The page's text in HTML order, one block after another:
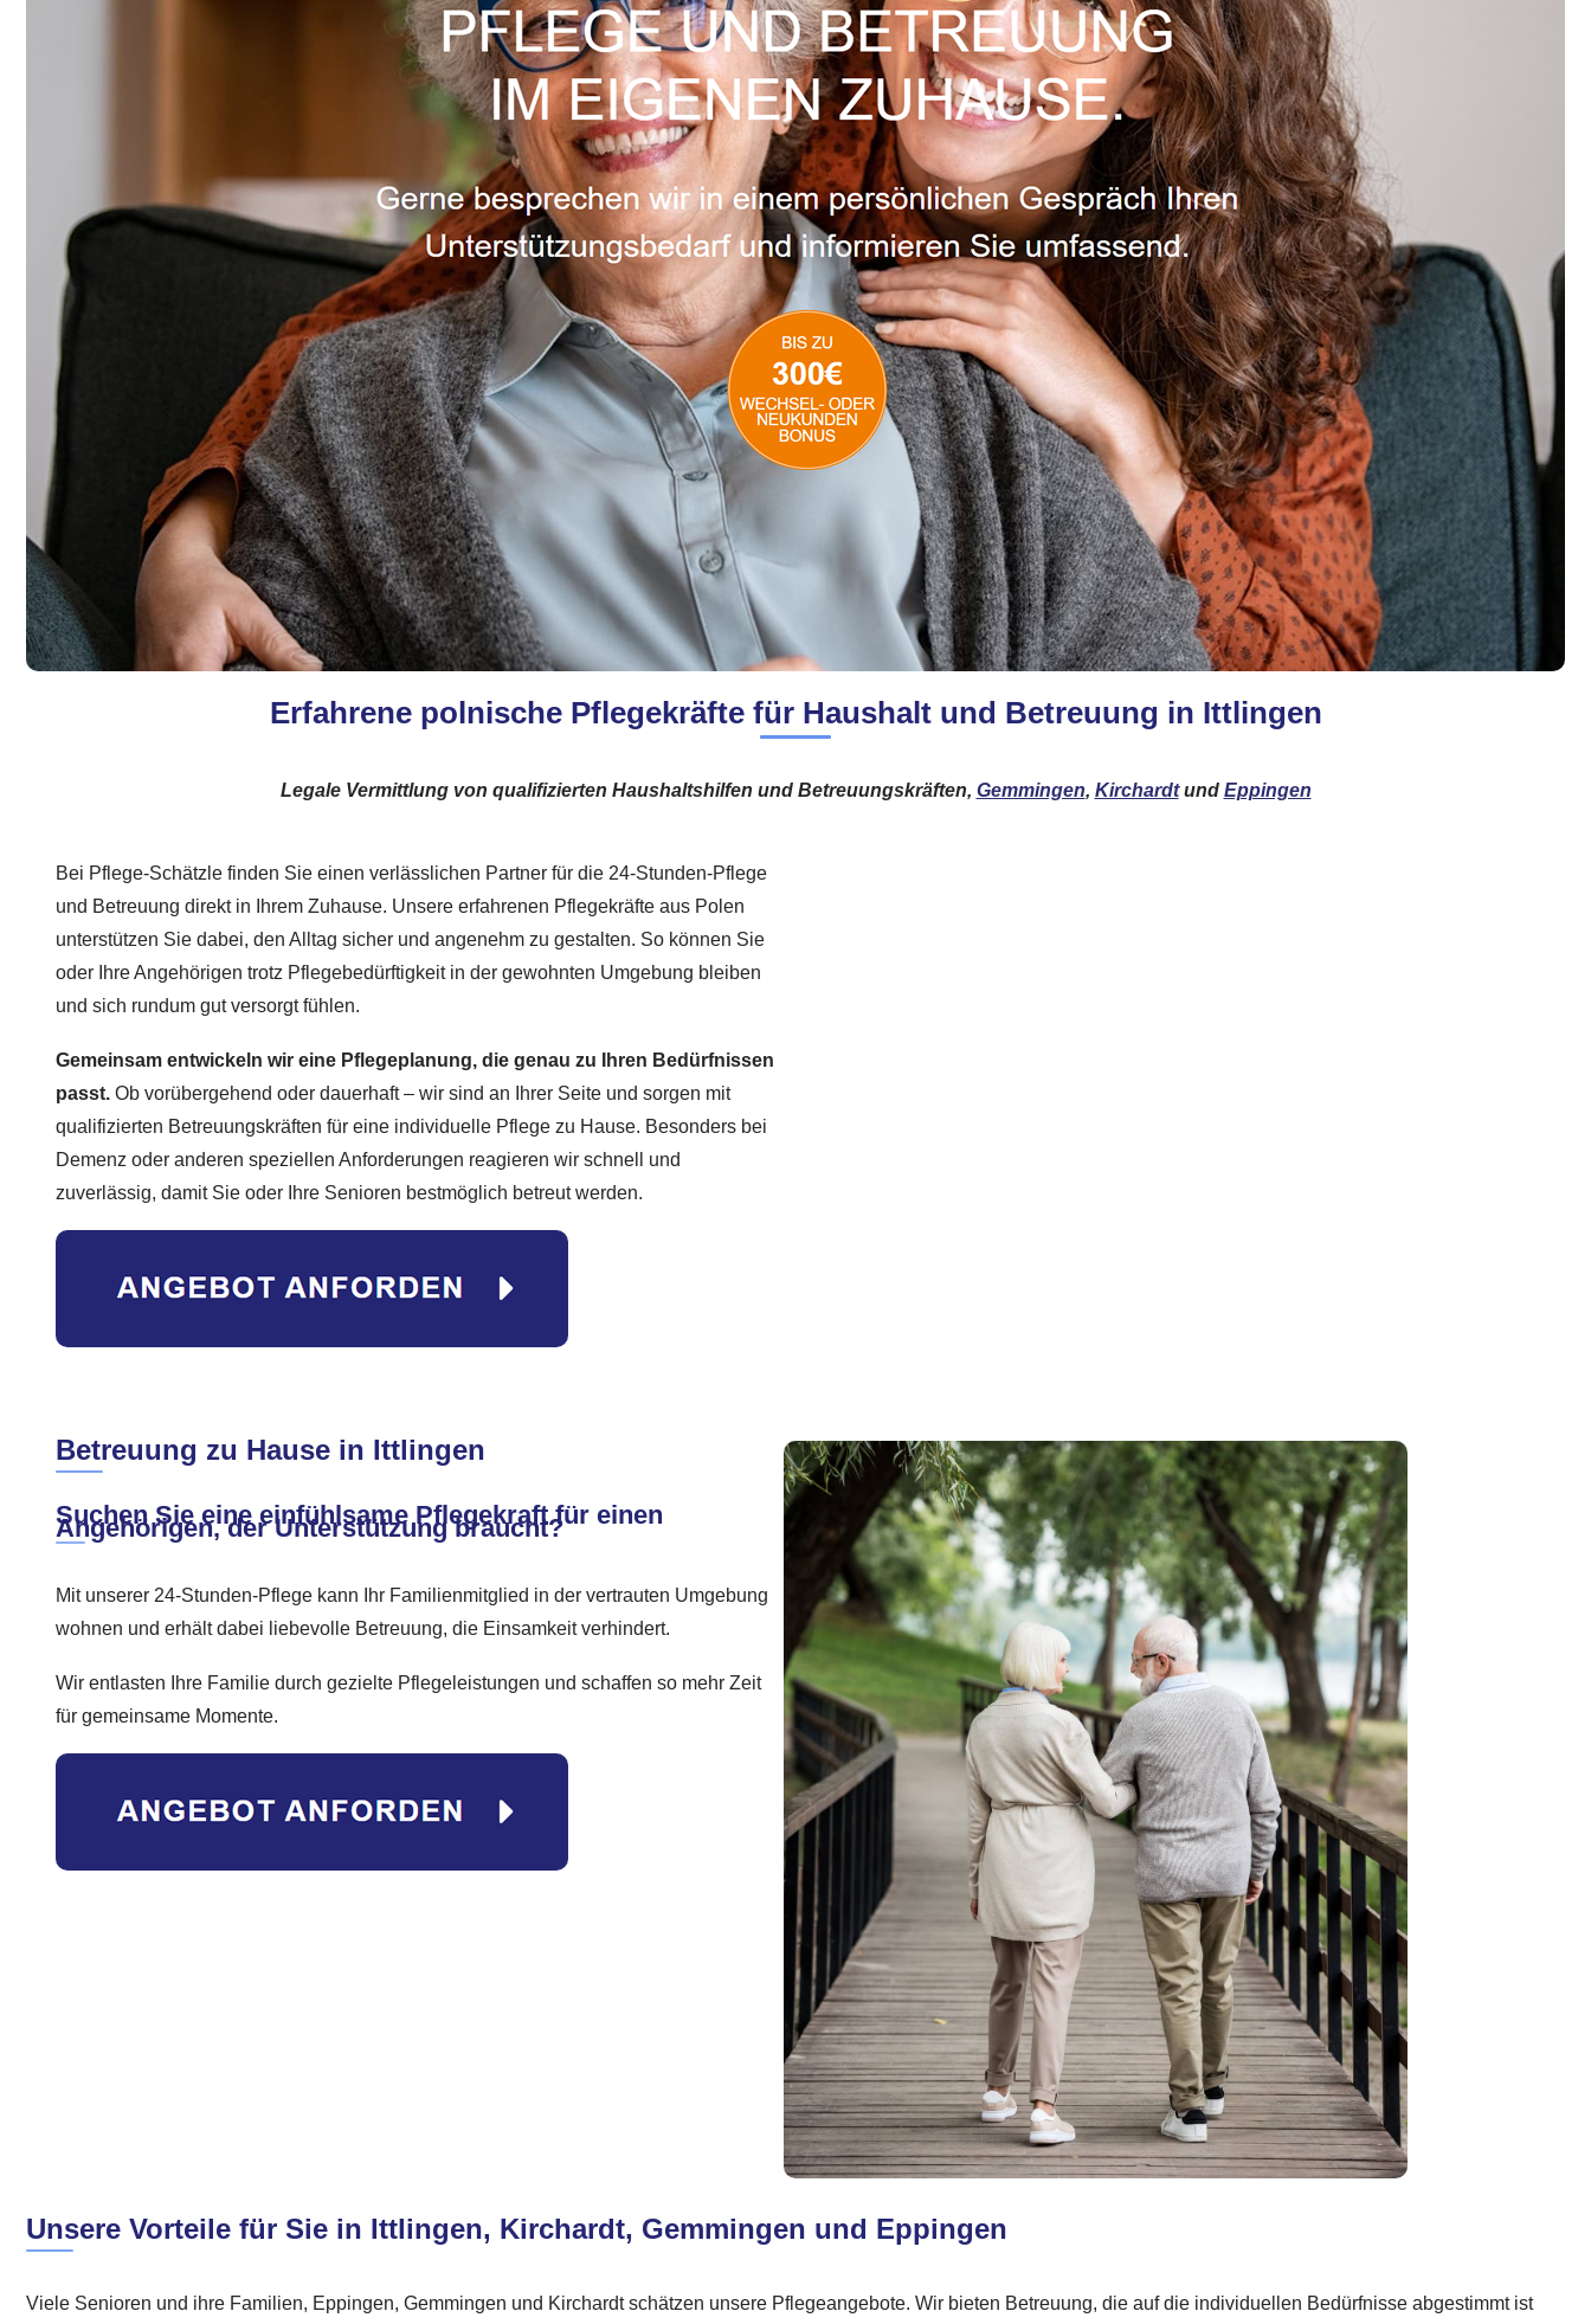
Erfahrene polnische Pflegekräfte für Haushalt und Betreuung in Ittlingen
Legale Vermittlung von qualifizierten Haushaltshilfen und Betreuungskräften, Gemmingen, Kirchardtund Eppingen
Bei Pflege-Schätzle finden Sie einen verlässlichen Partner für die 24-Stunden-Pflege
und Betreuung direkt in Ihrem Zuhause. Unsere erfahrenen Pflegekräfte aus Polen
unterstützen Sie dabei, den Alltag sicher und angenehm zu gestalten. So können Sie
oder Ihre Angehörigen trotz Pflegebedürftigkeit in der gewohnten Umgebung bleiben
und sich rundum gut versorgt fühlen.
Gemeinsam entwickeln wir eine Pflegeplanung, die genau zu Ihren Bedürfnissen
passt. Ob vorübergehend oder dauerhaft – wir sind an Ihrer Seite und sorgen mit
qualifizierten Betreuungskräften für eine individuelle Pflege zu Hause. Besonders bei
Demenz oder anderen speziellen Anforderungen reagieren wir schnell und
zuverlässig, damit Sie oder Ihre Senioren bestmöglich betreut werden.
Betreuung zu Hause in Ittlingen
Suchen Sie eine einfühlsame Pflegekraft für einen
Angehörigen, der Unterstützung braucht?
Mit unserer 24-Stunden-Pflege kann Ihr Familienmitglied in der vertrauten Umgebung
wohnen und erhält dabei liebevolle Betreuung, die Einsamkeit verhindert.
Wir entlasten Ihre Familie durch gezielte Pflegeleistungen und schaffen so mehr Zeit
für gemeinsame Momente.
Unsere Vorteile für Sie in Ittlingen, Kirchardt, Gemmingen und Eppingen
Viele Senioren und ihre Familien, Eppingen, Gemmingen und Kirchardt schätzen unsere Pflegeangebote. Wir bieten Betreuung, die auf die individuellen Bedürfnisse abgestimmt ist